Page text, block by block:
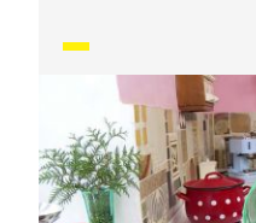
z kokosu vyrobit?
mlékem a jogurtem?
a další otázky najdete